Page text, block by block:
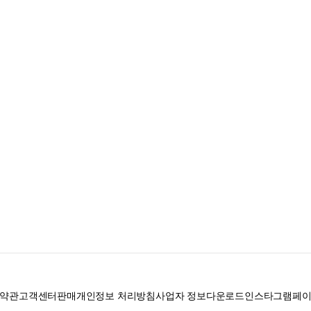
관고객센터판매개인정보 처리방침사업자 정보다운로드인스타그램페